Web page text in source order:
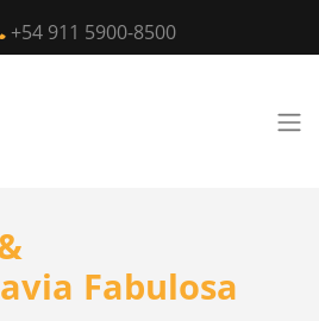
+54 911 5900-8500
Fabulosa